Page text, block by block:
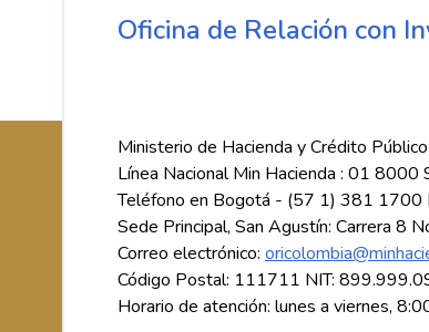
Oficina de Relación con
Ministerio de Hacienda y Crédito Público
Línea Nacional Min Hacienda : 01
Teléfono en Bogotá - (57 1) 381
Sede Principal, San Agustín: Carrera 8
Correo electrónico:
Código Postal: 111711 NIT:
Horario de atención: lunes a viernes,